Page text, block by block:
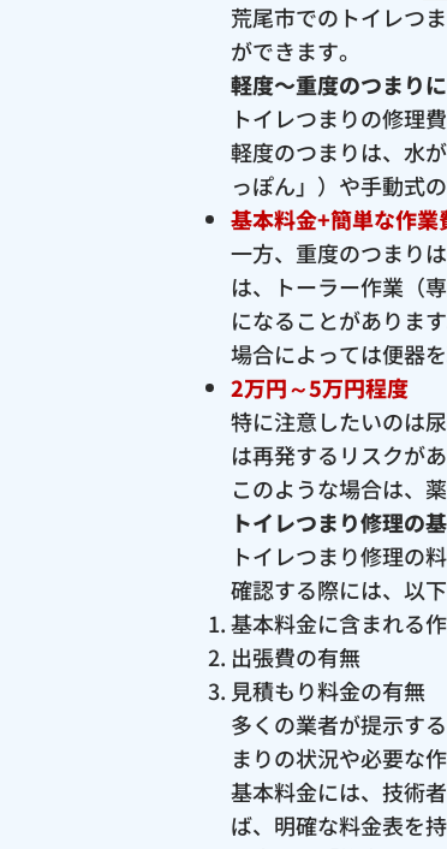
荒尾市でのトイレつ
ができます。
軽度〜重度のつまり
トイレつまりの修理費
軽度のつまりは、水
っぽん」）や手動式
基本料金+簡単な作
一方、重度のつまり
は、トーラー作業（
になることがあります
場合によっては便器
2万円～5万円程度
特に注意したいのは
は再発するリスクがあ
このような場合は、
トイレつまり修理の
トイレつまり修理の
確認する際には、以
基本料金に含まれる
出張費の有無
見積もり料金の有無
多くの業者が提示す
まりの状況や必要な
基本料金には、技術
ば、明確な料金表を